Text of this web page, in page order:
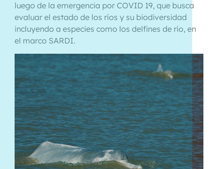
luego de la emergencia por COVID 19, que busca
evaluar el estado de los ríos y su biodiversidad
incluyendo a especies como los delfines de río, en
el marco SARDI.